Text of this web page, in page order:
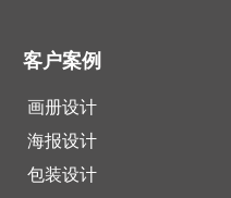
客户案例
画册设计
海报设计
包装设计